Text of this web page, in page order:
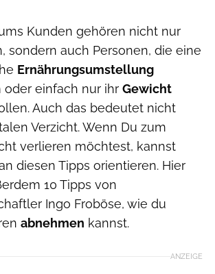
Kunden gehören nicht nur
sondern auch Personen, die eine
Ernährungsumstellung
einfach nur ihr Gewicht
Auch das bedeutet nicht
Verzicht. Wenn Du zum
verlieren möchtest, kannst
diesen Tipps orientieren. Hier
10 Tipps von
Ingo Froböse, wie du
abnehmen kannst.
ANZEIGE